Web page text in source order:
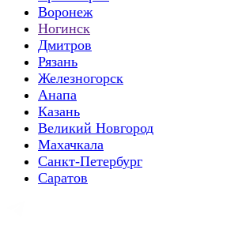
Воронеж
Ногинск
Дмитров
Рязань
Железногорск
Анапа
Казань
Великий Новгород
Махачкала
Санкт-Петербург
Саратов